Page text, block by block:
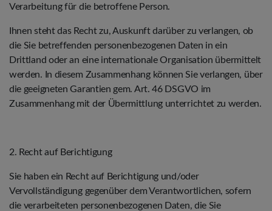
Verarbeitung für die betroffene Person.
Ihnen steht das Recht zu, Auskunft darüber zu verlangen, ob
die Sie betreffenden personenbezogenen Daten in ein
Drittland oder an eine internationale Organisation übermittelt
werden. In diesem Zusammenhang können Sie verlangen, über
die geeigneten Garantien gem. Art. 46 DSGVO im
Zusammenhang mit der Übermittlung unterrichtet zu werden.
2. Recht auf Berichtigung
Sie haben ein Recht auf Berichtigung und/oder
Vervollständigung gegenüber dem Verantwortlichen, sofern
die verarbeiteten personenbezogenen Daten, die Sie